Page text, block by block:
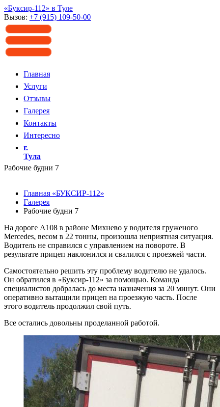
«Буксир-112» в Туле
Вызов: +7 (915) 109-50-00
Главная
Услуги
Отзывы
Галерея
Контакты
Интересно
г.
Тула
Рабочие будни 7
Главная «БУКСИР-112»
Галерея
Рабочие будни 7
На дороге А108 в районе Михнево у водителя груженого
Mercedes, весом в 22 тонны, произошла неприятная ситуация.
Водитель не справился с управлением на повороте. В
результате прицеп наклонился и свалился с проезжей части.
Самостоятельно решить эту проблему водителю не удалось.
Он обратился в «Буксир-112» за помощью. Команда
специалистов добралась до места назначения за 20 минут. Они
оперативно вытащили прицеп на проезжую часть. После
этого водитель продолжил свой путь.
Все остались довольны проделанной работой.